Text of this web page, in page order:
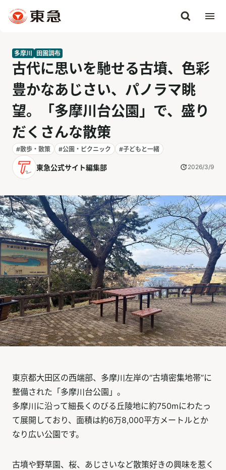
多摩川 田園調布
古代に思いを馳せる古墳、色彩
豊かなあじさい、パノラマ眺
望。「多摩川台公園」で、盛り
だくさんな散策
#散歩・散策 #公園・ピクニック #子どもと一緒
東急公式サイト編集部 2026/3/9
東京都大田区の西端部、多摩川左岸の“古墳密集地帯”に
整備された「多摩川台公園」。
多摩川に沿って細長くのびる丘陵地に約750mにわたっ
て展開しており、面積は約6万8,000平方メートルとか
なり広い公園です。
古墳や野草園、桜、あじさいなど散策好きの興味を惹く